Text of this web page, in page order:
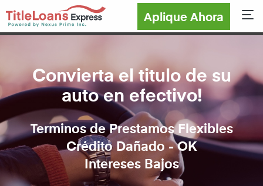
Aplique Ahora
Convierta el titulo de su
auto en efectivo!
Terminos de Prestamos Flexibles
Crédito Dañado - OK
Intereses Bajos